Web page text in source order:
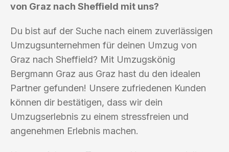
von Graz nach Sheffield mit uns?
Du bist auf der Suche nach einem zuverlässigen
Umzugsunternehmen für deinen Umzug von
Graz nach Sheffield? Mit Umzugskönig
Bergmann Graz aus Graz hast du den idealen
Partner gefunden! Unsere zufriedenen Kunden
können dir bestätigen, dass wir dein
Umzugserlebnis zu einem stressfreien und
angenehmen Erlebnis machen.